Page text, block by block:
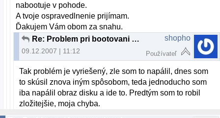
nabootuje v pohode.
A tvoje ospravedlnenie prijímam.
Ďakujem Vám obom za snahu.
Re: Problem pri bootovani z cd-Ubuntu
09.12.2007 | 11:12
shopho
Používateľ
Tak problém je vyriešený, zle som to napálil, dnes som
to skúsil znova iným spôsobom, teda jednoducho som
iba napálil obraz disku a ide to. Predtým som to robil
zložitejšie, moja chyba.